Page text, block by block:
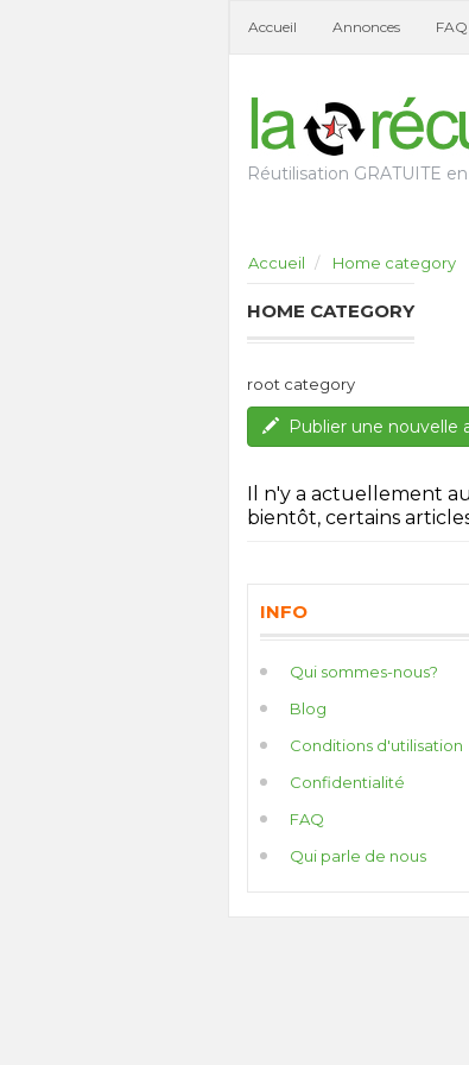
Accueil Annonces FAQ
Réutilisation GRATUITE
Accueil Home category
HOME CATEGORY
root category
Publier une nouvelle
Il n'y a actuellement
bientôt, certains
INFO
Qui sommes-nous?
Blog
Conditions d'utilisation
Confidentialité
FAQ
Qui parle de nous